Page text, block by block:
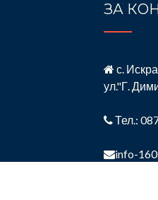
ЗА
с.
ул."Г.
Тел.:
info-